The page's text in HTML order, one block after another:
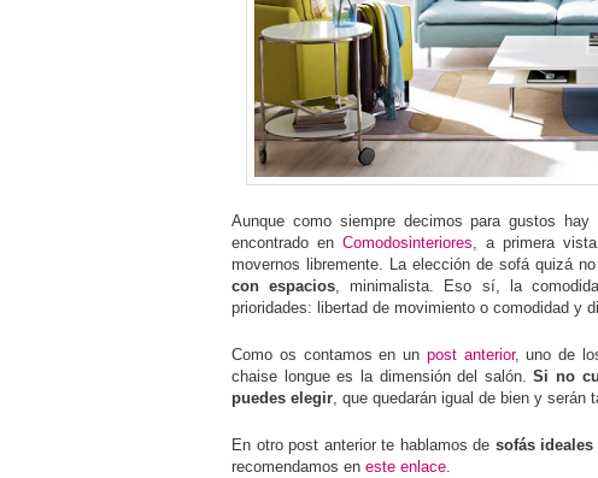
Aunque como siempre decimos para gustos
encontrado en Comodosinteriores , a primera
movernos libremente. La elección de sofá quizá
con espacios , minimalista. Eso sí, la
prioridades: libertad de movimiento o comodidad y
Como os contamos en un post anterior, uno de
chaise longue es la dimensión del salón.Si no
puedes elegir , que quedarán igual de bien y
En otro post anterior te hablamos de sofás
recomendamos en este enlace